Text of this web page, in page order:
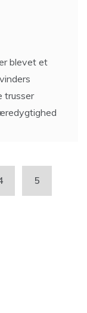
blevet et
trusser
5